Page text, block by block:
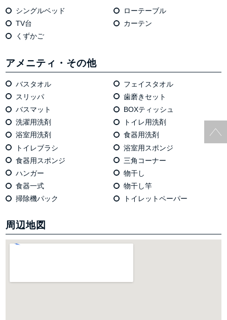
シングルベッド
ローテーブル
TV台
カーテン
くずかご
アメニティ・その他
バスタオル
フェイスタオル
スリッパ
歯磨きセット
バスマット
BOXティッシュ
洗濯用洗剤
トイレ用洗剤
浴室用洗剤
食器用洗剤
トイレブラシ
浴室用スポンジ
食器用スポンジ
三角コーナー
ハンガー
物干し
食器一式
物干し竿
掃除機パック
トイレットペーパー
周辺地図